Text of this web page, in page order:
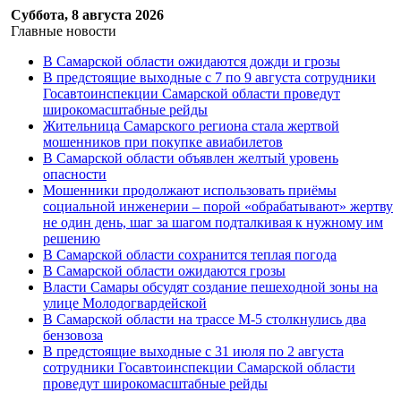
Суббота, 8 августа 2026
Главные новости
В Самарской области ожидаются дожди и грозы
В предстоящие выходные с 7 по 9 августа сотрудники
Госавтоинспекции Самарской области проведут
широкомасштабные рейды
Жительница Самарского региона стала жертвой
мошенников при покупке авиабилетов
В Самарской области объявлен желтый уровень
опасности
Мошенники продолжают использовать приёмы
социальной инженерии – порой «обрабатывают» жертву
не один день, шаг за шагом подталкивая к нужному им
решению
В Самарской области сохранится теплая погода
В Самарской области ожидаются грозы
Власти Самары обсудят создание пешеходной зоны на
улице Молодогвардейской
В Самарской области на трассе М-5 столкнулись два
бензовоза
В предстоящие выходные с 31 июля по 2 августа
сотрудники Госавтоинспекции Самарской области
проведут широкомасштабные рейды